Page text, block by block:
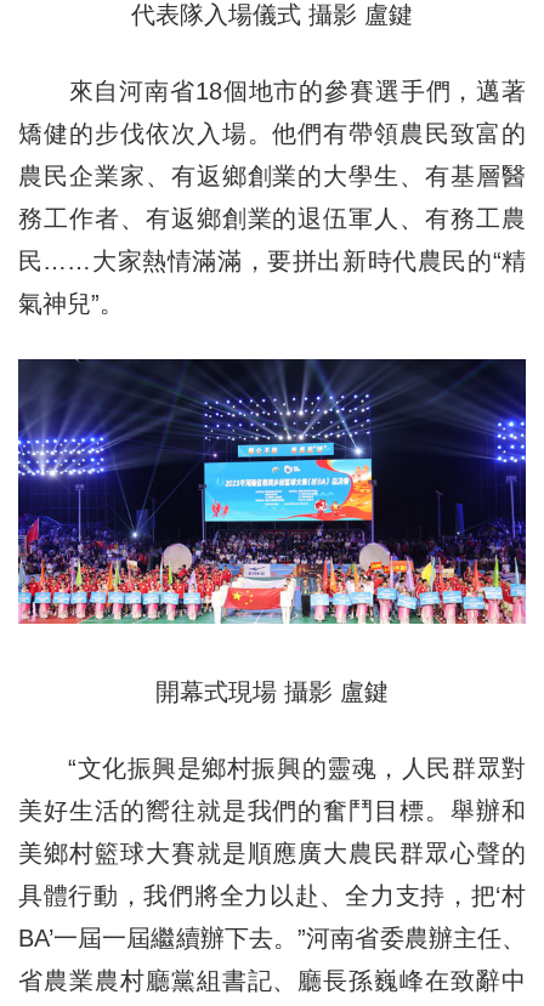
代表隊入場儀式 攝影 盧鍵
來自河南省18個地市的參賽選手們，邁著
矯健的步伐依次入場。他們有帶領農民致富的
農民企業家、有返鄉創業的大學生、有基層醫
務工作者、有返鄉創業的退伍軍人、有務工農
民……大家熱情滿滿，要拼出新時代農民的“精
氣神兒”。
開幕式現場 攝影 盧鍵
“文化振興是鄉村振興的靈魂，人民群眾對
美好生活的嚮往就是我們的奮鬥目標。舉辦和
美鄉村籃球大賽就是順應廣大農民群眾心聲的
具體行動，我們將全力以赴、全力支持，把‘村
BA’一屆一屆繼續辦下去。”河南省委農辦主任、
省農業農村廳黨組書記、廳長孫巍峰在致辭中